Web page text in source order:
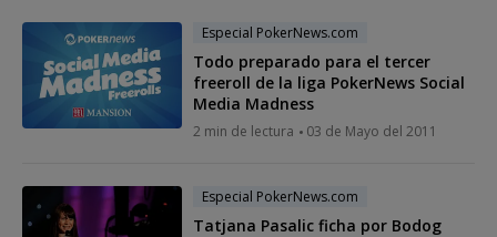
Especial PokerNews.com
Todo preparado para el tercer
freeroll de la liga PokerNews Social
Media Madness
2 min de lectura 03 de Mayo del 2011
Especial PokerNews.com
Tatjana Pasalic ficha por Bodog